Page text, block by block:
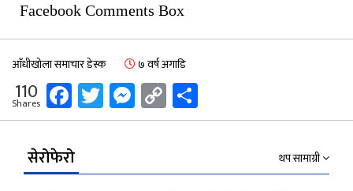
Facebook Comments Box
आँधीखोला समाचार डेस्क ७ वर्ष अगाडि
110
Shares Facebook
Twitter
Messenger
Copy
Link
सेरोफेरो थप सामाग्री